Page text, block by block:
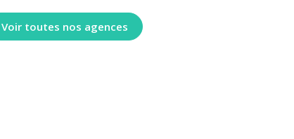
Voir toutes nos agences